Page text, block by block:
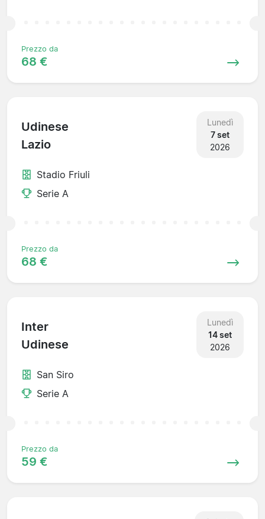
Prezzo da
68 €
Udinese
Lazio
Lunedì
7 set
2026
Stadio Friuli
Serie A
Prezzo da
68 €
Inter
Udinese
Lunedì
14 set
2026
San Siro
Serie A
Prezzo da
59 €